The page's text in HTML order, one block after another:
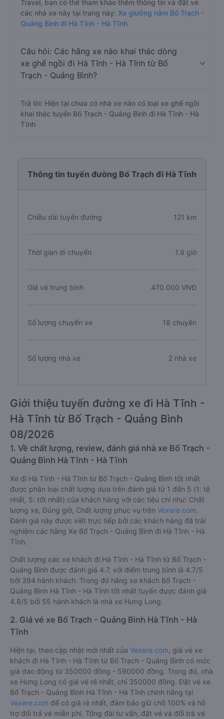
Travel, bạn có thể tham khảo thêm thông tin và đặt vé
các nhà xe này tại trang này: Xe giường nằm Bố Trạch -
Quảng Bình đi Hà Tĩnh - Hà Tĩnh
Câu hỏi: Các hãng xe nào khai thác dòng
xe ghế ngồi đi Hà Tĩnh - Hà Tĩnh từ Bố
Trạch - Quảng Bình?
Trả lời: Hiện tại chưa có nhà xe nào có loại xe ghế ngồi
khai thác tuyến Bố Trạch - Quảng Bình đi Hà Tĩnh - Hà
Tĩnh
Thông tin tuyến đường Bố Trạch đi Hà Tĩnh
Chiều dài tuyến đường 121 km
Thời gian di chuyển 1.9 giờ
Giá vé trung bình 470.000 VNĐ
Số lượng chuyến xe 18 chuyến
Số lượng nhà xe 2 nhà xe
Giới thiệu tuyến đường xe đi Hà Tĩnh -
Hà Tĩnh từ Bố Trạch - Quảng Bình
08/2026
1. Về chất lượng, review, đánh giá nhà xe Bố Trạch -
Quảng Bình Hà Tĩnh - Hà Tĩnh
Xe đi Hà Tĩnh - Hà Tĩnh từ Bố Trạch - Quảng Bình tốt nhất
được phân loại chất lượng dựa trên đánh giá từ 1 đến 5 (1: tệ
nhất, 5: tốt nhất) của khách hàng với các tiêu chí như: Chất
lượng xe, Đúng giờ, Chất lượng phục vụ trên Vexere.com.
Đánh giá này được viết trực tiếp bởi các khách hàng đã trải
nghiệm các hãng Xe Bố Trạch - Quảng Bình đi Hà Tĩnh - Hà
Tĩnh.
Chất lượng các xe khách đi Hà Tĩnh - Hà Tĩnh từ Bố Trạch -
Quảng Bình được đánh giá 4.7, với điểm trung bình là 4.7/5
bởi 394 hành khách. Trong đó hãng xe khách Bố Trạch -
Quảng Bình Hà Tĩnh - Hà Tĩnh tốt nhất tuyến được đánh giá
4.8/5 bởi 55 hành khách là nhà xe Hưng Long.
2. Giá vé xe Bố Trạch - Quảng Bình Hà Tĩnh - Hà
Tĩnh
Hiện tại, theo cập nhật mới nhất của Vexere.com , giá vé xe
khách đi Hà Tĩnh - Hà Tĩnh từ Bố Trạch - Quảng Bình có mức
giá dao động từ 350000 đồng - 590000 đồng. Trong đó, nhà
xe Hưng Long có giá vé rẻ nhất, chỉ 350000 đồng. Đặt vé xe
Bố Trạch - Quảng Bình Hà Tĩnh - Hà Tĩnh chính hãng tại
Vexere.com để có giá rẻ nhất, đảm bảo giữ chỗ 100% và hỗ
trợ đổi trả vé miễn phí. Tổng đài tư vấn, đặt vé và đổi trả vé